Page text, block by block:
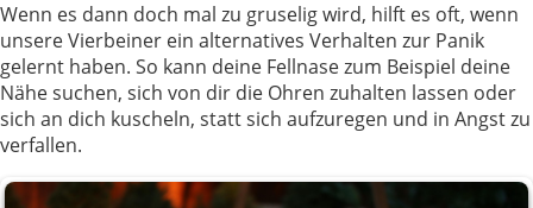
Wenn es dann doch mal zu gruselig wird, hilft es oft, wenn
unsere Vierbeiner ein alternatives Verhalten zur Panik
gelernt haben. So kann deine Fellnase zum Beispiel deine
Nähe suchen, sich von dir die Ohren zuhalten lassen oder
sich an dich kuscheln, statt sich aufzuregen und in Angst zu
verfallen.